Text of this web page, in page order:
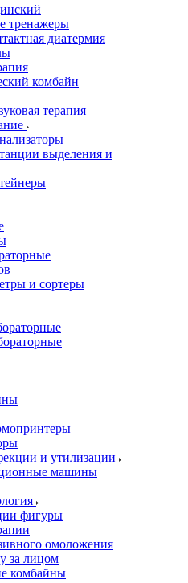
тренажеры
диатермия
комбайн
терапия
выделения и
и сортеры
и утилизации
машины
фигуры
омоложения
за лицом
комбайны